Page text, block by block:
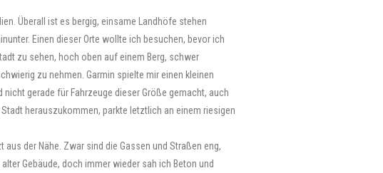
Überall ist es bergig, einsame Landhöfe stehen
Einen dieser Orte wollte ich besuchen, bevor ich
zu sehen, hoch oben auf einem Berg, schwer
zu nehmen. Garmin spielte mir einen kleinen
gerade für Fahrzeuge dieser Größe gemacht, auch
herauszukommen, parkte letztlich an einem riesigen
der Nähe. Zwar sind die Gassen und Straßen eng,
Gebäude, doch immer wieder sah ich Beton und